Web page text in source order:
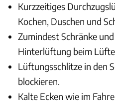
Kurzzeitiges
Kochen, Duschen und
Zumindest Schränke
Hinterlüftung beim
Lüftungsschlitze in den
blockieren.
Kalte Ecken wie im